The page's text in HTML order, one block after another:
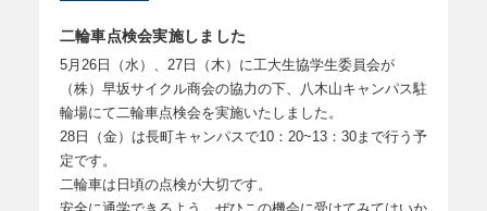
二輪車点検会実施しました
5月26日（水）、27日（木）に工大生協学生委員会が
（株）早坂サイクル商会の協力の下、八木山キャンパス駐
輪場にて二輪車点検会を実施いたしました。
28日（金）は長町キャンパスで10：20~13：30まで行う予
定です。
二輪車は日頃の点検が大切です。